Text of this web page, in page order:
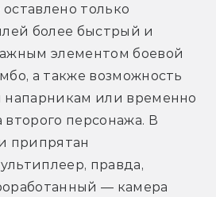
только
более быстрый и
элементом боевой
а также возможность
напарникам или временно
персонажа. В
припрятан
правда,
— камера